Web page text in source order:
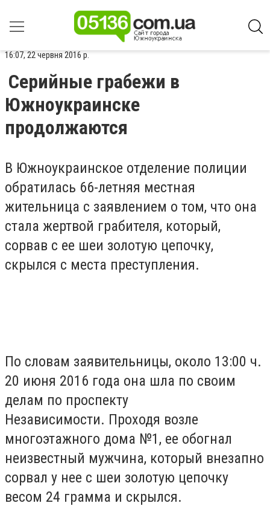
16:07, 22 червня 2016 р.
Серийные грабежи в
Южноукраинске
продолжаются
В Южноукраинское отделение полиции
обратилась 66-летняя местная
жительница с заявлением о том, что она
стала жертвой грабителя, который,
сорвав с ее шеи золотую цепочку,
скрылся с места преступления.
По словам заявительницы, около 13:00 ч.
20 июня 2016 года она шла по своим
делам по проспекту
Независимости. Проходя возле
многоэтажного дома №1, ее обогнал
неизвестный мужчина, который внезапно
сорвал у нее с шеи золотую цепочку
весом 24 грамма и скрылся.